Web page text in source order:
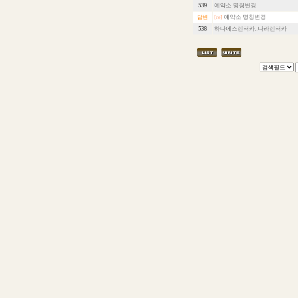
539
예약소 명칭변경
답변 [re] 예약소 명칭변경
538
하나에스렌터카..나라렌터카